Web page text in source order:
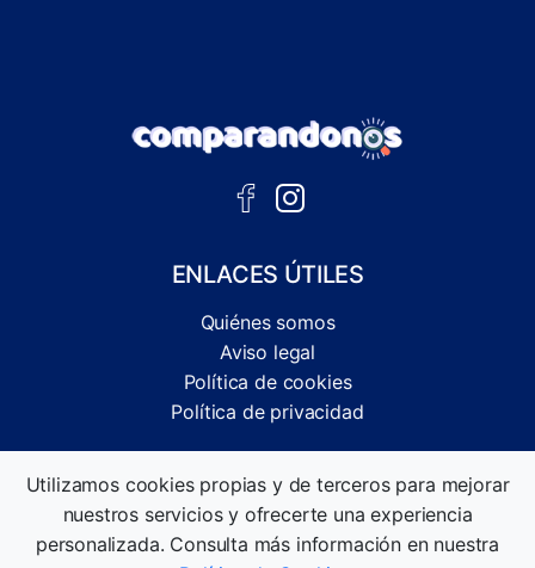
ENLACES ÚTILES
Quiénes somos
Aviso legal
Política de cookies
Política de privacidad
informativas.
©2026 Comparandonos. Todos los derechos reservados.
Utilizamos cookies propias y de terceros para mejorar
nuestros servicios y ofrecerte una experiencia
personalizada. Consulta más información en nuestra